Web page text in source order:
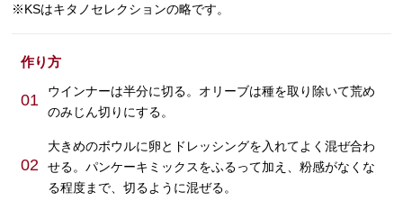
※KSはキタノセレクションの略です。
作り方
01
ウインナーは半分に切る。オリーブは種を取り除いて荒め
のみじん切りにする。
02
大きめのボウルに卵とドレッシングを入れてよく混ぜ合わ
せる。パンケーキミックスをふるって加え、粉感がなくな
る程度まで、切るように混ぜる。